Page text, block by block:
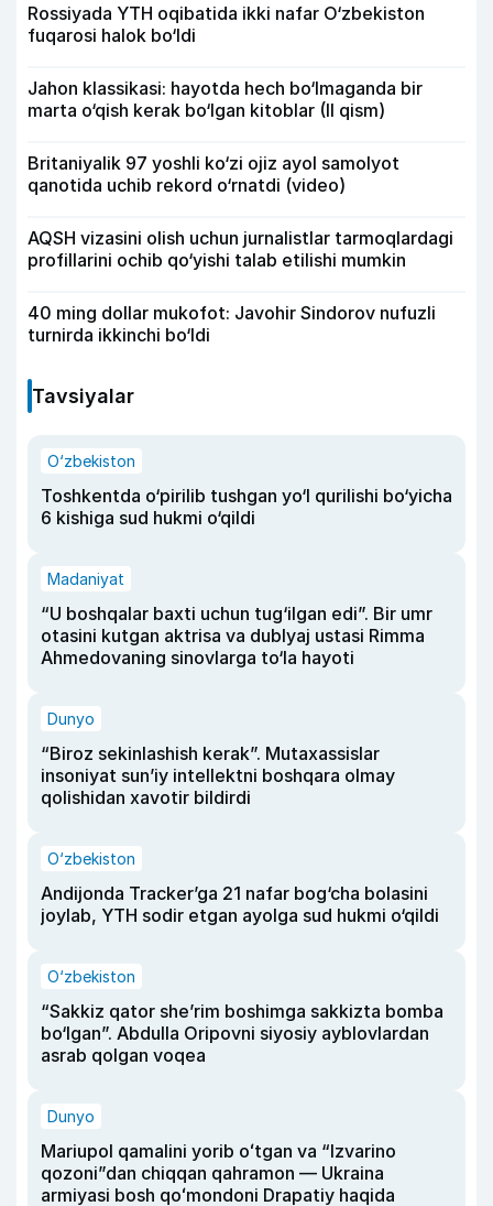
Rossiyada YTH oqibatida ikki nafar O‘zbekiston
fuqarosi halok bo‘ldi
Jahon klassikasi: hayotda hech bo‘lmaganda bir
marta o‘qish kerak bo‘lgan kitoblar (II qism)
Britaniyalik 97 yoshli ko‘zi ojiz ayol samolyot
qanotida uchib rekord o‘rnatdi (video)
AQSH vizasini olish uchun jurnalistlar tarmoqlardagi
profillarini ochib qo‘yishi talab etilishi mumkin
40 ming dollar mukofot: Javohir Sindorov nufuzli
turnirda ikkinchi bo‘ldi
Tavsiyalar
O‘zbekiston
Toshkentda o‘pirilib tushgan yo‘l qurilishi bo‘yicha
6 kishiga sud hukmi o‘qildi
Madaniyat
“U boshqalar baxti uchun tug‘ilgan edi”. Bir umr
otasini kutgan aktrisa va dublyaj ustasi Rimma
Ahmedovaning sinovlarga to‘la hayoti
Dunyo
“Biroz sekinlashish kerak”. Mutaxassislar
insoniyat sun’iy intellektni boshqara olmay
qolishidan xavotir bildirdi
O‘zbekiston
Andijonda Tracker’ga 21 nafar bog‘cha bolasini
joylab, YTH sodir etgan ayolga sud hukmi o‘qildi
O‘zbekiston
“Sakkiz qator she’rim boshimga sakkizta bomba
bo‘lgan”. Abdulla Oripovni siyosiy ayblovlardan
asrab qolgan voqea
Dunyo
Mariupol qamalini yorib oʻtgan va “Izvarino
qozoni”dan chiqqan qahramon — Ukraina
armiyasi bosh qoʻmondoni Drapatiy haqida